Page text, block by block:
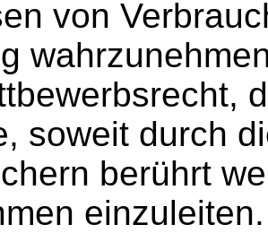
von
soweit durch
berührt
einzuleiten.